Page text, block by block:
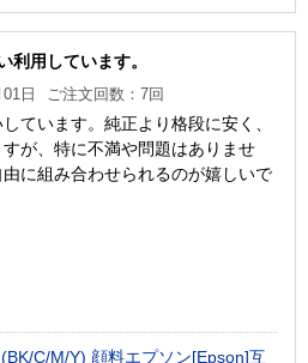
利用しています。
日 ご注文回数：7回
ています。純正より格段に安く、
が、特に不満や問題はありませ
に組み合わせられるのが嬉しいで